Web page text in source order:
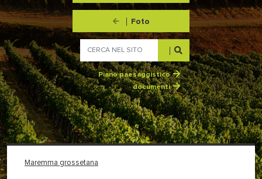
Foto
Piano paesaggistico
documenti
Maremma grossetana